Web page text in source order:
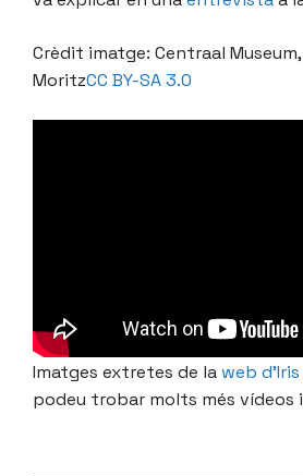
Crèdit imatge: Centraal
MoritzCC BY-SA 3.0
Imatges extretes de la web
podeu trobar molts més vídeos